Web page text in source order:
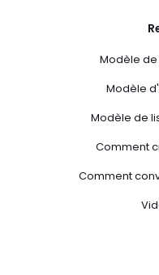
Modèle
Modèle
Modèle de
Comment
Comment